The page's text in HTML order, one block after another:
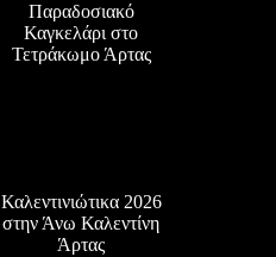
Παραδοσιακό
Καγκελάρι στο
Τετράκωμο Άρτας
Καλεντινιώτικα 2026
στην Άνω Καλεντίνη
Άρτας